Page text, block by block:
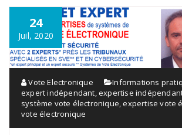
24
Juil, 2020
Vote Electronique
Informations
expert indépendant,expertise
système vote électronique,expertise vote
vote électronique